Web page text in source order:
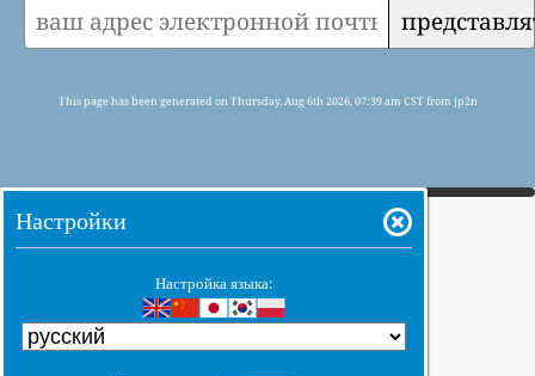
This page has been generated on Thursday, Aug 6th 2026, 07:39 am CST from jp2n
Настройки
Настройка языка: